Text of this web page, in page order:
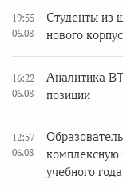
19:55
06.08
Студенты из
нового
16:22
06.08
Аналитика
позиции
12:57
06.08
комплексную
учебного года